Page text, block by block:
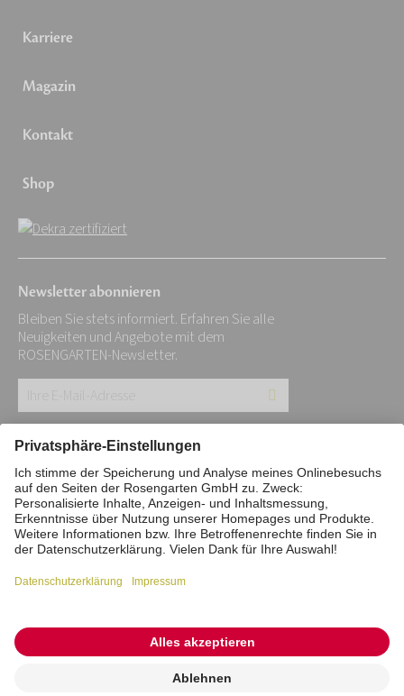
Karriere
Magazin
Kontakt
Shop
Newsletter abonnieren
Bleiben Sie stets informiert. Erfahren Sie alle
Neuigkeiten und Angebote mit dem
ROSENGARTEN-Newsletter.
E-
Mail-
Adresse:
*
Impressum Datenschutz
Stiftung
Interne Meldestelle
Zahlungsmittel
Barrierefreiheitserklärung
Vertrag widerrufen
© 2026 ROSENGARTEN-Tierbestattung